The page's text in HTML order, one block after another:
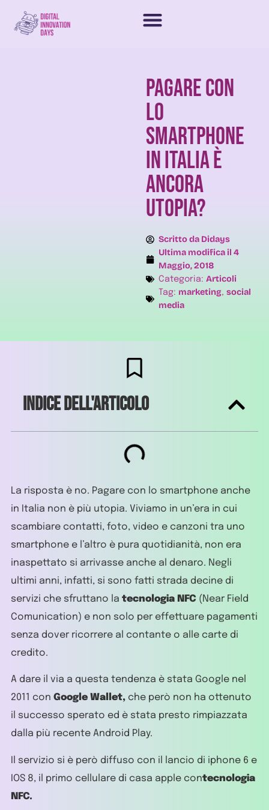
Pagare con
lo
smartphone
in Italia è
ancora
utopia?
Scritto da Didays
Ultima modifica il 4
Maggio, 2018
Categoria: Articoli
Tag: marketing, social
media
Indice dell'articolo
La risposta è no. Pagare con lo smartphone anche
in Italia non è più utopia. Viviamo in un’era in cui
scambiare contatti, foto, video e canzoni tra uno
smartphone e l’altro è pura quotidianità, non era
inaspettato si arrivasse anche al denaro. Negli
ultimi anni, infatti, si sono fatti strada decine di
servizi che sfruttano la tecnologia NFC (Near Field
Comunication) e non solo per effettuare pagamenti
senza dover ricorrere al contante o alle carte di
credito.
A dare il via a questa tendenza è stata Google nel
2011 con Google Wallet, che però non ha ottenuto
il successo sperato ed è stata presto rimpiazzata
dalla più recente Android Play.
Il servizio si è però diffuso con il lancio di iphone 6 e
IOS 8, il primo cellulare di casa apple contecnologia
NFC.